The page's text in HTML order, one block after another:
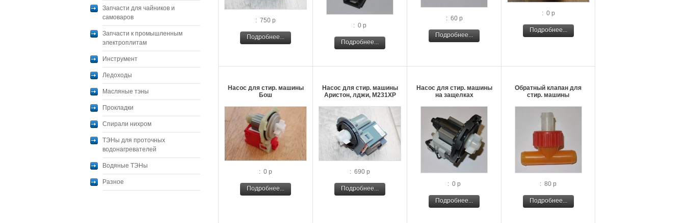
Запчасти для чайников и
самоваров
Запчасти к промышленным
электроплитам
Инструмент
Ледоходы
Масляные тэны
Прокладки
Спирали нихром
ТЭНы для проточных
водонагревателей
Водяные ТЭНы
Разное
: 750 р
Подробнее...
: 0 р
Подробнее...
: 60 р
Подробнее...
: 0 р
Подробнее...
Насос для стир. машины
Бош
: 0 р
Подробнее...
Насос для стир. машины
Аристон, лджи, М231ХР
: 690 р
Подробнее...
Насос для стир. машины
на защелках
: 0 р
Подробнее...
Обратный клапан для
стир. машины
: 80 р
Подробнее...